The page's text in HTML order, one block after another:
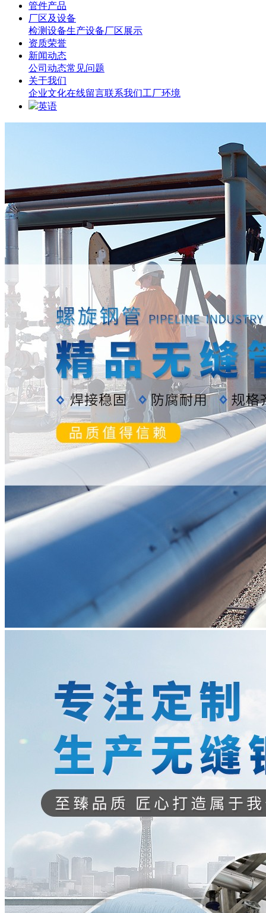
管件产品
厂区及设备
检测设备生产设备厂区展示
资质荣誉
新闻动态
公司动态常见问题
关于我们
企业文化在线留言联系我们工厂环境
英语